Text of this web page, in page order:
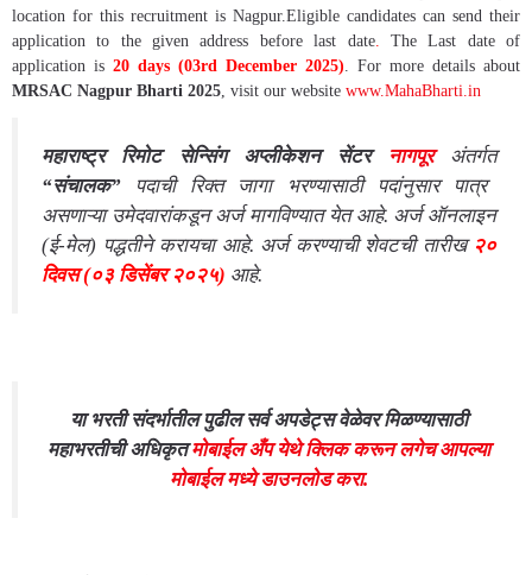
location for this recruitment is Nagpur.Eligible candidates can send their
application to the given address before last date. The Last date of
application is 20 days (03rd December 2025). For more details about
MRSAC Nagpur Bharti 2025, visit our website www.MahaBharti.in
महाराष्ट्र रिमोट सेन्सिंग अप्लीकेशन सेंटर नागपूरअंतर्गत
“संचालक”
पदाची रिक्त जागा भरण्यासाठी पदांनुसार पात्र
असणाऱ्या उमेदवारांकडून अर्ज मागविण्यात येत आहे. अर्ज ऑनलाइन
(ई-मेल) पद्धतीने करायचा आहे. अर्ज करण्याची शेवटची तारीख २०
दिवस (०३ डिसेंबर २०२५) आहे.
या भरती संदर्भातील पुढील सर्व अपडेट्स वेळेवर मिळण्यासाठी
महाभरतीची अधिकृतमोबाईल अँप येथे क्लिक करून लगेच आपल्या
मोबाईल मध्ये डाउनलोड करा.